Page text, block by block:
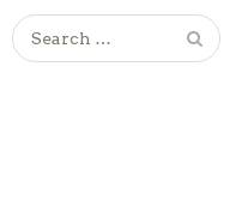
Search
for: